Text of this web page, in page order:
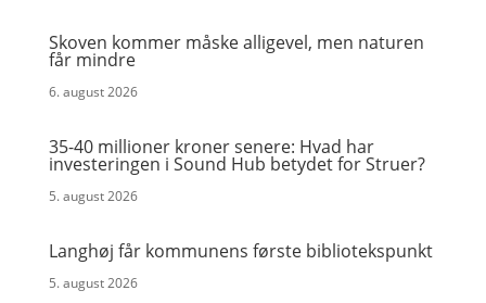
Skoven kommer måske alligevel, men naturen
får mindre
6. august 2026
35-40 millioner kroner senere: Hvad har
investeringen i Sound Hub betydet for Struer?
5. august 2026
Langhøj får kommunens første bibliotekspunkt
5. august 2026